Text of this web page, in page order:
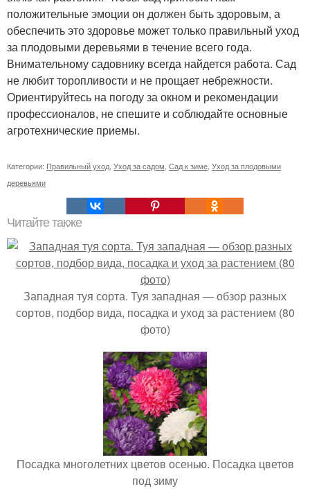
положительные эмоции он должен быть здоровым, а
обеспечить это здоровье может только правильный уход
за плодовыми деревьями в течение всего года.
Внимательному садовнику всегда найдется работа. Сад
не любит торопливости и не прощает небрежности.
Ориентируйтесь на погоду за окном и рекомендации
профессионалов, не спешите и соблюдайте основные
агротехнические приемы.
Категории: Правильный уход Уход за садом Сад к зиме Уход за плодовыми
деревьями
Читайте также
Западная туя сорта. Туя западная — обзор разных
сортов, подбор вида, посадка и уход за растением (80
фото)
Посадка многолетних цветов осенью. Посадка цветов
под зиму